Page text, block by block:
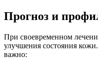
Прогноз и
При своевременном
улучшения состояния
важно: